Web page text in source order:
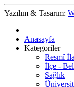
Yazılım & Tasarım:
Anasayfa
Kategoriler
Resmî
İlçe -
Sağlık